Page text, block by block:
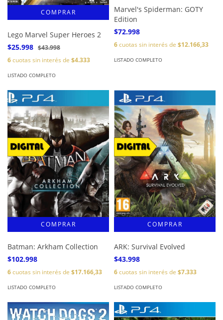
Lego Marvel Super Heroes 2
$25.998 $43.998
6cuotas sin interés de $4.333
LISTADO COMPLETO
Marvel's Spiderman: GOTY
Edition
$72.998
6cuotas sin interés de $12.166,33
LISTADO COMPLETO
Batman: Arkham Collection
$102.998
6cuotas sin interés de $17.166,33
LISTADO COMPLETO
ARK: Survival Evolved
$43.998
6cuotas sin interés de $7.333
LISTADO COMPLETO